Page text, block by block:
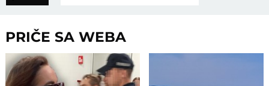
PRIČE SA WEBA